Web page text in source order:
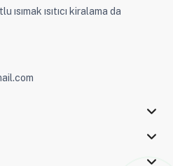
ısıtıcı kiralama da